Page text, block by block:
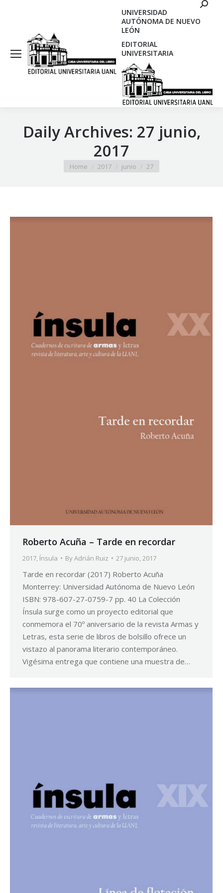
UNIVERSIDAD
AUTÓNOMA DE NUEVO
LEÓN
EDITORIAL
UNIVERSITARIA
Daily Archives: 27 junio,
2017
You are here:
Home 2017 junio 27
Roberto Acuña – Tarde en recordar
2017, Ínsula ByAdrián Ruiz 27 junio, 2017
Tarde en recordar (2017) Roberto Acuña
Monterrey: Universidad Autónoma de Nuevo León
ISBN: 978-607-27-0759-7 pp. 40 La Colección
Ínsula surge como un proyecto editorial que
conmemora el 70º aniversario de la revista Armas y
Letras, esta serie de libros de bolsillo ofrece un
vistazo al panorama literario contemporáneo.
Vigésima entrega que contiene una muestra de…